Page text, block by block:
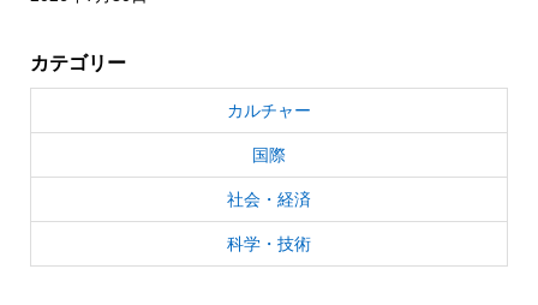
カテゴリー
カルチャー
国際
社会・経済
科学・技術